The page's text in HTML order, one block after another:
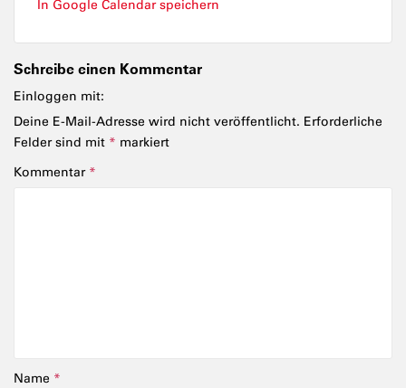
In Google Calendar speichern
Schreibe einen Kommentar
Einloggen mit:
Deine E-Mail-Adresse wird nicht veröffentlicht. Erforderliche
Felder sind mit * markiert
Kommentar *
Name *